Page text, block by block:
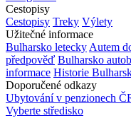
Cestopisy
Cestopisy Treky Výlety
Užitečné informace
Bulharsko letecky Autem
předpověď Bulharsko
informace Historie
Doporučené odkazy
Ubytování v penzionech
Vyberte středisko